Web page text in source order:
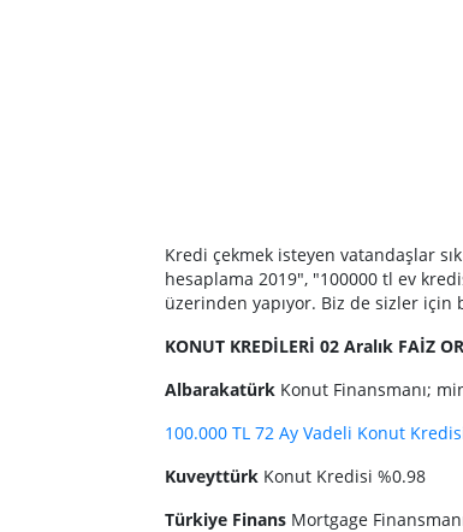
Kredi çekmek isteyen vatandaşlar
hesaplama 2019", "100000 tl ev
üzerinden yapıyor. Biz de sizler için
KONUT KREDİLERİ 02 Aralık FAİZ
Albarakatürk Konut Finansmanı;
100.000 TL 72 Ay Vadeli Konut
Kuveyttürk Konut Kredisi %0.98
Türkiye Finans Mortgage